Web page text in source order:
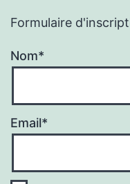
Formulaire
Nom*
Email*